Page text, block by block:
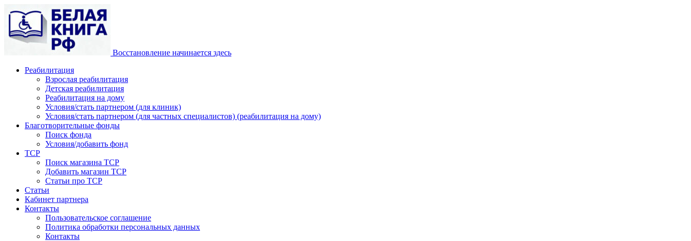
Восстановление начинается здесь
Реабилитация
Взрослая реабилитация
Детская реабилитация
Реабилитация на дому
Условия/стать партнером (для клиник)
Условия/стать партнером (для частных специалистов) (реабилитация на дому)
Благотворительные фонды
Поиск фонда
Условия/добавить фонд
ТСР
Поиск магазина ТСР
Добавить магазин ТСР
Статьи про ТСР
Статьи
Кабинет партнера
Контакты
Пользовательское соглашение
Политика обработки персональных данных
Контакты